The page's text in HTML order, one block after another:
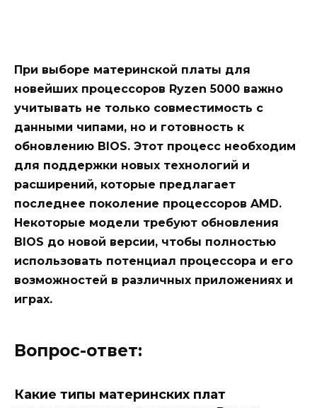
При выборе материнской платы для
новейших процессоров Ryzen 5000 важно
учитывать не только совместимость с
данными чипами, но и готовность к
обновлению BIOS. Этот процесс необходим
для поддержки новых технологий и
расширений, которые предлагает
последнее поколение процессоров AMD.
Некоторые модели требуют обновления
BIOS до новой версии, чтобы полностью
использовать потенциал процессора и его
возможностей в различных приложениях и
играх.
Вопрос-ответ:
Какие типы материнских плат